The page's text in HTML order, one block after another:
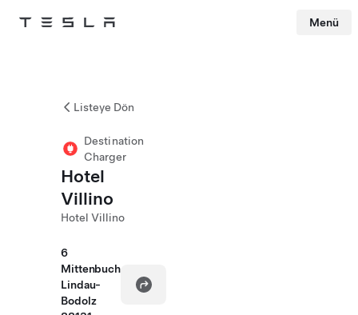
Tesla Menü
Listeye Dön
Destination
Charger
Hotel
Villino
Hotel Villino
6
Mittenbuch
Lindau-
Bodolz